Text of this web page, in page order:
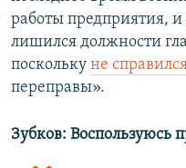
работы предприятия,
лишился должности
поскольку не
переправы».
Зубков: Воспользуюсь